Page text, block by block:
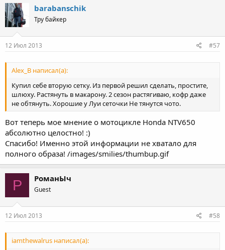
barabanschik
Тру байкер
12 Июл 2013 #57
Alex_B написал(а):
Купил себе вторую сетку. Из первой решил сделать, простите,
шлюху. Растянуть в макарону. 2 сезон растягиваю, кофр даже
не обтянуть. Хорошие у Луи сеточки Не тянутся чото.
Вот теперь мое мнение о мотоцикле Honda NTV650
абсолютно целостно! :)
Спасибо! Именно этой информации не хватало для
полного образа! /images/smilies/thumbup.gif
Р РоманЫч
Guest
12 Июл 2013 #58
iamthewalrus написал(а):